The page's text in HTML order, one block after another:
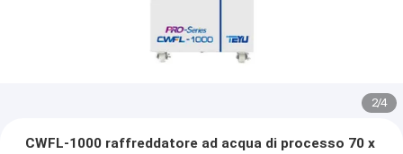
2/4
CWFL-1000 raffreddatore ad acqua di processo 70 x